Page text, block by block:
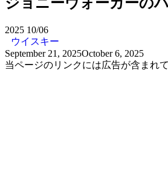
2025 10/06
ウイスキー
September 21, 2025October 6, 2025
当ページのリンクには広告が含まれて